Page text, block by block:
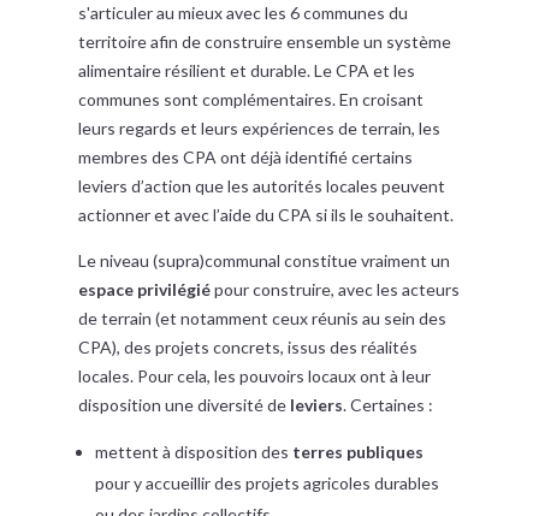
s'articuler au mieux avec les 6 communes du
territoire afin de construire ensemble un système
alimentaire résilient et durable. Le CPA et les
communes sont complémentaires. En croisant
leurs regards et leurs expériences de terrain, les
membres des CPA ont déjà identifié certains
leviers d’action que les autorités locales peuvent
actionner et avec l’aide du CPA si ils le souhaitent.
Le niveau (supra)communal constitue vraiment un
espace privilégiépour construire, avec les acteurs
de terrain (et notamment ceux réunis au sein des
CPA), des projets concrets, issus des réalités
locales. Pour cela, les pouvoirs locaux ont à leur
disposition une diversité deleviers. Certaines :
mettent à disposition des terres publiques
pour y accueillir des projets agricoles durables